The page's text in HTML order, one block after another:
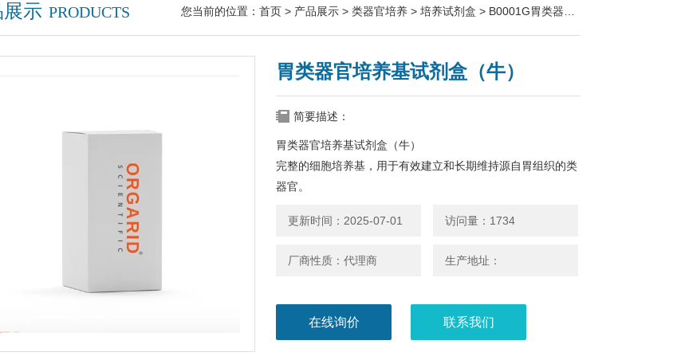
展示 PRODUCTS 您当前的位置： 首页 > 产品展示 > 类器官培养 > 培养试剂盒 > B0001G胃类器官培养基试剂盒（牛）
胃类器官培养基试剂盒（牛）
简要描述：
胃类器官培养基试剂盒（牛）
完整的细胞培养基，用于有效建立和长期维持源自胃组织的类
器官。
更新时间：2025-07-01 访问量：1734
厂商性质：代理商 生产地址：
在线询价 联系我们